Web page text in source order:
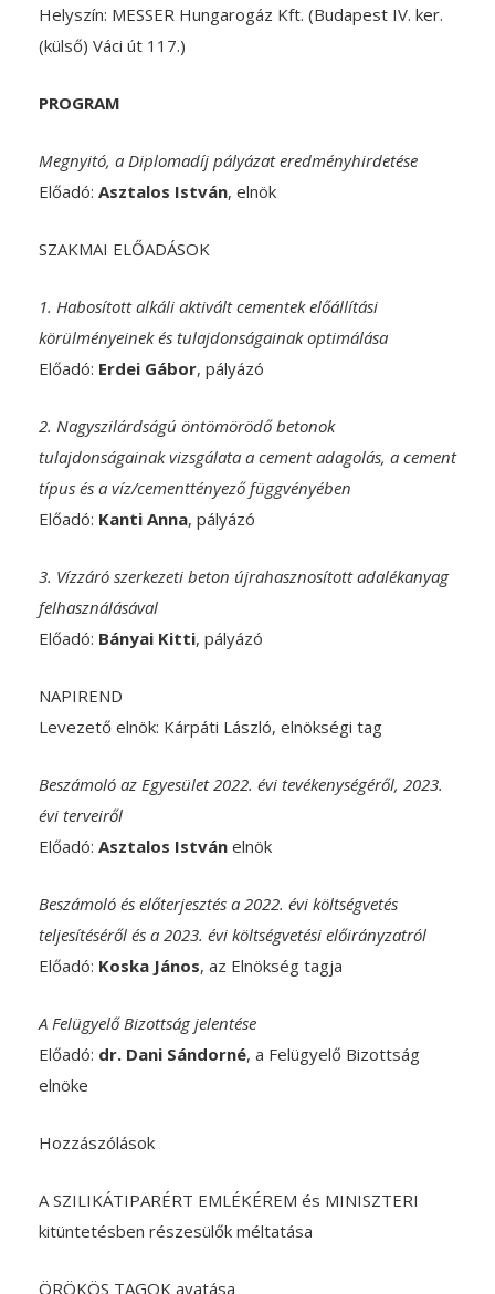
Helyszín: MESSER Hungarogáz Kft. (Budapest IV. ker.
(külső) Váci út 117.)
PROGRAM
Megnyitó, a Diplomadíj pályázat eredményhirdetése
Előadó: Asztalos István, elnök
SZAKMAI ELŐADÁSOK
1. Habosított alkáli aktivált cementek előállítási
körülményeinek és tulajdonságainak optimálása
Előadó: Erdei Gábor, pályázó
2. Nagyszilárdságú öntömörödő betonok
tulajdonságainak vizsgálata a cement adagolás, a cement
típus és a víz/cementtényező függvényében
Előadó: Kanti Anna, pályázó
3. Vízzáró szerkezeti beton újrahasznosított adalékanyag
felhasználásával
Előadó: Bányai Kitti, pályázó
NAPIREND
Levezető elnök: Kárpáti László, elnökségi tag
Beszámoló az Egyesület 2022. évi tevékenységéről, 2023.
évi terveiről
Előadó: Asztalos István elnök
Beszámoló és előterjesztés a 2022. évi költségvetés
teljesítéséről és a 2023. évi költségvetési előirányzatról
Előadó: Koska János, az Elnökség tagja
A Felügyelő Bizottság jelentése
Előadó: dr. Dani Sándorné, a Felügyelő Bizottság
elnöke
Hozzászólások
A SZILIKÁTIPARÉRT EMLÉKÉREM és MINISZTERI
kitüntetésben részesülők méltatása
ÖRÖKÖS TAGOK avatása